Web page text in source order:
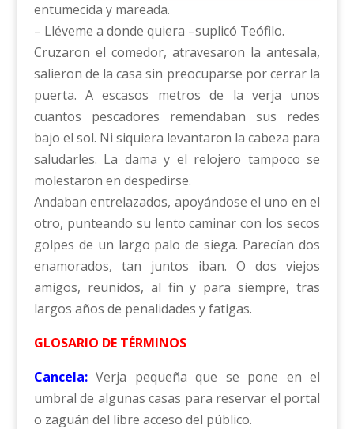
entumecida y mareada.
– Lléveme a donde quiera –suplicó Teófilo.
Cruzaron el comedor, atravesaron la antesala,
salieron de la casa sin preocuparse por cerrar la
puerta. A escasos metros de la verja unos
cuantos pescadores remendaban sus redes
bajo el sol. Ni siquiera levantaron la cabeza para
saludarles. La dama y el relojero tampoco se
molestaron en despedirse.
Andaban entrelazados, apoyándose el uno en el
otro, punteando su lento caminar con los secos
golpes de un largo palo de siega. Parecían dos
enamorados, tan juntos iban. O dos viejos
amigos, reunidos, al fin y para siempre, tras
largos años de penalidades y fatigas.
GLOSARIO DE TÉRMINOS
Cancela:Verja pequeña que se pone en el
umbral de algunas casas para reservar el portal
o zaguán del libre acceso del público.